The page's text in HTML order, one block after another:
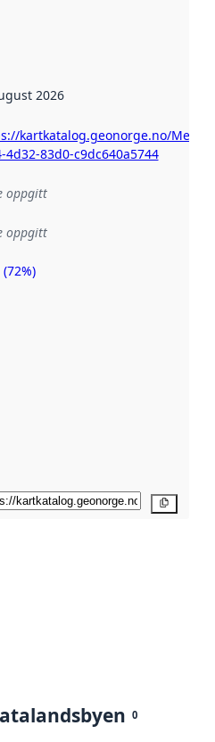
2026
kartkatalog.geonorge.no/
4d32-83d0-c9dc640a5744
oppgitt
oppgitt
0